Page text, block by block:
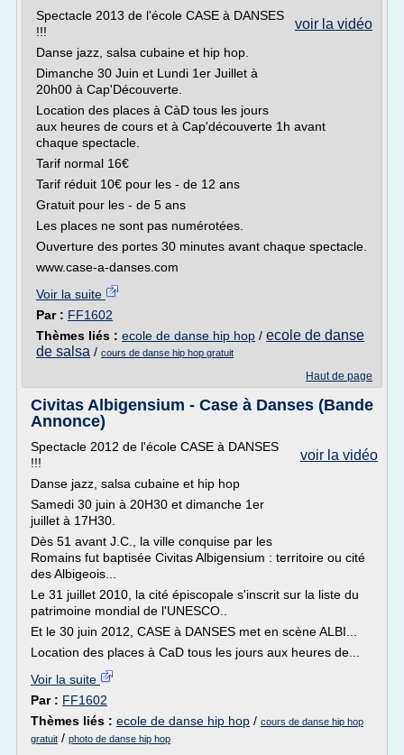
voir la vidéo
Spectacle 2013 de l'école CASE à DANSES
!!!
Danse jazz, salsa cubaine et hip hop.
Dimanche 30 Juin et Lundi 1er Juillet à
20h00 à Cap'Découverte.
Location des places à CàD tous les jours
aux heures de cours et à Cap'découverte 1h avant
chaque spectacle.
Tarif normal 16€
Tarif réduit 10€ pour les - de 12 ans
Gratuit pour les - de 5 ans
Les places ne sont pas numérotées.
Ouverture des portes 30 minutes avant chaque spectacle.
www.case-a-danses.com
Voir la suite
Par : FF1602
Thèmes liés : ecole de danse hip hop / ecole de danse
de salsa / cours de danse hip hop gratuit
Haut de page
Civitas Albigensium - Case à Danses (Bande
Annonce)
voir la vidéo
Spectacle 2012 de l'école CASE à DANSES
!!!
Danse jazz, salsa cubaine et hip hop
Samedi 30 juin à 20H30 et dimanche 1er
juillet à 17H30.
Dès 51 avant J.C., la ville conquise par les
Romains fut baptisée Civitas Albigensium : territoire ou cité
des Albigeois...
Le 31 juillet 2010, la cité épiscopale s'inscrit sur la liste du
patrimoine mondial de l'UNESCO..
Et le 30 juin 2012, CASE à DANSES met en scène ALBI...
Location des places à CaD tous les jours aux heures de...
Voir la suite
Par : FF1602
Thèmes liés : ecole de danse hip hop / cours de danse hip hop
gratuit / photo de danse hip hop